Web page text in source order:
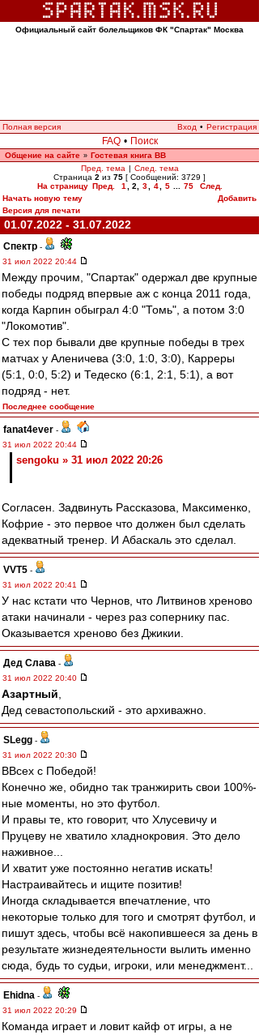
Официальный сайт болельщиков ФК "Спартак" Москва
Полная версия Вход • Регистрация
FAQ • Поиск
Общение на сайте » Гостевая книга ВВ
Пред. тема | След. тема
Страница 2 из 75 [ Сообщений: 3729 ]
На страницу Пред. 1 2 3 4 5 75
След.
Начать новую тему
Добавить
Версия для печати
01.07.2022 - 31.07.2022
Спектр -
31 июл 2022 20:44
Между прочим, "Спартак" одержал две крупные
победы подряд впервые аж с конца 2011 года,
когда Карпин обыграл 4:0 "Томь", а потом 3:0
"Локомотив".
С тех пор бывали две крупные победы в трех
матчах у Аленичева (3:0, 1:0, 3:0), Карреры
(5:1, 0:0, 5:2) и Тедеско (6:1, 2:1, 5:1), а вот
подряд - нет.
Последнее сообщение
fanat4ever -
31 июл 2022 20:44
sengoku » 31 июл 2022 20:26
Согласен. Задвинуть Рассказова, Максименко,
Кофрие - это первое что должен был сделать
адекватный тренер. И Абаскаль это сделал.
VVT5 -
31 июл 2022 20:41
У нас кстати что Чернов, что Литвинов хреново
атаки начинали - через раз сопернику пас.
Оказывается хреново без Джикии.
Дед Слава -
31 июл 2022 20:40
Азартный
Дед севастопольский - это архиважно.
SLegg -
31 июл 2022 20:30
ВВсех с Победой!
Конечно же, обидно так транжирить свои 100%-
ные моменты, но это футбол.
И правы те, кто говорит, что Хлусевичу и
Пруцеву не хватило хладнокровия. Это дело
наживное...
И хватит уже постоянно негатив искать!
Настраивайтесь и ищите позитив!
Иногда складывается впечатление, что
некоторые только для того и смотрят футбол, и
пишут здесь, чтобы всё накопившееся за день в
результате жизнедеятельности вылить именно
сюда, будь то судьи, игроки, или менеджмент...
Ehidna -
31 июл 2022 20:29
Команда играет и ловит кайф от игры, а не